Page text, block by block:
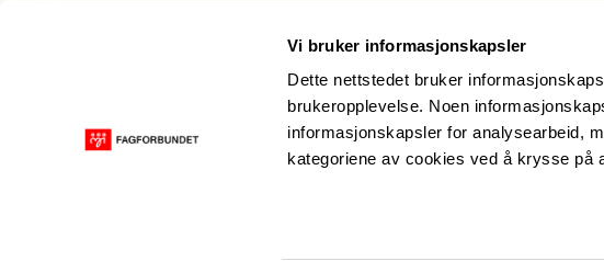
Vi bruker informasjonskapsler
Dette nettstedet bruker
brukeropplevelse. Noen
informasjonskapsler for analysearbeid,
kategoriene av cookies ved å krysse på